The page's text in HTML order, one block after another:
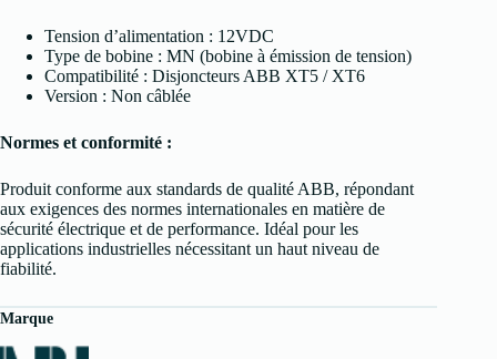
Tension d’alimentation : 12VDC
Type de bobine : MN (bobine à émission de tension)
Compatibilité : Disjoncteurs ABB XT5 / XT6
Version : Non câblée
Normes et conformité :
Produit conforme aux standards de qualité ABB, répondant
aux exigences des normes internationales en matière de
sécurité électrique et de performance. Idéal pour les
applications industrielles nécessitant un haut niveau de
fiabilité.
Marque